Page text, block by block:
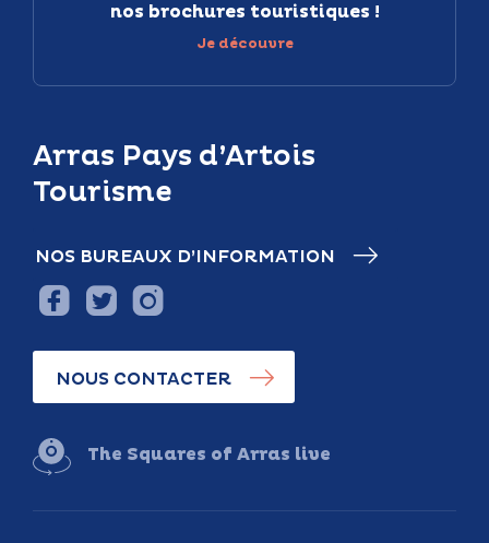
Arras Pays d’Artois
Tourisme
NOS BUREAUX D’INFORMATION
NOUS CONTACTER
The Squares of Arras live
nos brochures touristiques !
Je découvre